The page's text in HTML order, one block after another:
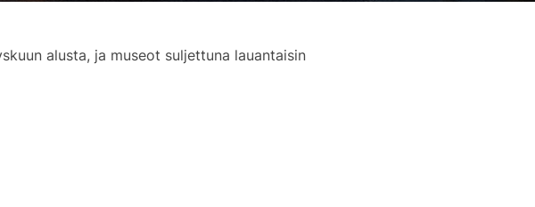
alusta, ja museot suljettuna lauantaisin